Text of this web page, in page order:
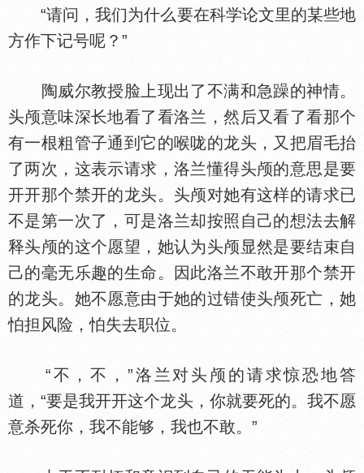
“请问，我们为什么要在科学论文里的某些地
方作下记号呢？”
陶威尔教授脸上现出了不满和急躁的神情。
头颅意味深长地看了看洛兰，然后又看了看那个
有一根粗管子通到它的喉咙的龙头，又把眉毛抬
了两次，这表示请求，洛兰懂得头颅的意思是要
开开那个禁开的龙头。头颅对她有这样的请求已
不是第一次了，可是洛兰却按照自己的想法去解
释头颅的这个愿望，她认为头颅显然是要结束自
己的毫无乐趣的生命。因此洛兰不敢开那个禁开
的龙头。她不愿意由于她的过错使头颅死亡，她
怕担风险，怕失去职位。
“不，不，”洛兰对头颅的请求惊恐地答
道，“要是我开开这个龙头，你就要死的。我不愿
意杀死你，我不能够，我也不敢。”